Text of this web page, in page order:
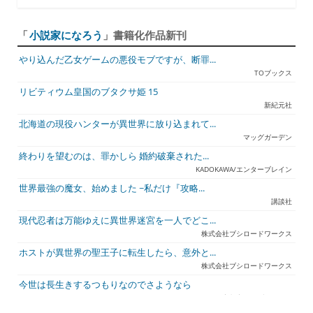
「小説家になろう 」書籍化作品新刊
やり込んだ乙女ゲームの悪役モブですが、断罪...
TOブックス
リビティウム皇国のブタクサ姫 15
新紀元社
北海道の現役ハンターが異世界に放り込まれて...
マッグガーデン
終わりを望むのは、罪かしら 婚約破棄された...
KADOKAWA/エンターブレイン
世界最強の魔女、始めました ~私だけ『攻略...
講談社
現代忍者は万能ゆえに異世界迷宮を一人でどこ...
株式会社ブシロードワークス
ホストが異世界の聖王子に転生したら、意外と...
株式会社ブシロードワークス
今世は長生きするつもりなのでさようなら
宇都宮ケーブルテレビ